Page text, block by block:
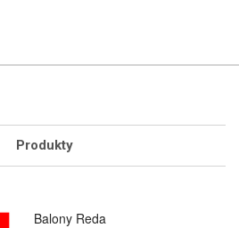
Produkty
Bańki Mydlane